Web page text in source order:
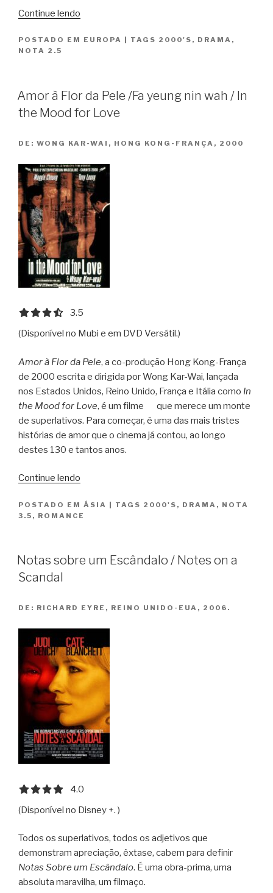
Continue lendo
POSTADO EM EUROPA TAGS 2000'S , DRAMA ,
NOTA 2.5
Amor à Flor da Pele /Fa yeung nin wah / In
the Mood for Love
DE: WONG KAR-WAI, HONG KONG-FRANÇA, 2000
3.5 out of 5.0 stars
3.5
(Disponível no Mubi e em DVD Versátil.)
Amor à Flor da Pele, a co-produção Hong Kong-França
de 2000 escrita e dirigida por Wong Kar-Wai, lançada
nos Estados Unidos, Reino Unido, França e Itália como In
the Mood for Love, é um filme que merece um monte
de superlativos. Para começar, é uma das mais tristes
histórias de amor que o cinema já contou, ao longo
destes 130 e tantos anos.
Continue lendo
Flor
da
yeung
/
the
Mood
for
Love”
POSTADO EM ÁSIA | TAGS 2000'S , DRAMA , NOTA
3.5 , ROMANCE
Notas sobre um Escândalo / Notes on a
Scandal
DE: RICHARD EYRE, REINO UNIDO-EUA, 2006.
4.0 out of 5.0 stars
4.0
(Disponível no Disney +. )
Todos os superlativos, todos os adjetivos que
demonstram apreciação, êxtase, cabem para definir
Notas Sobre um Escândalo. É uma obra-prima, uma
absoluta maravilha, um filmaço.